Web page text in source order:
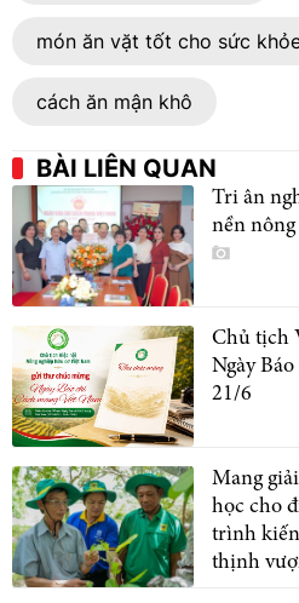
món ăn vặt tốt cho sức
cách ăn mận khô
BÀI LIÊN QUAN
Tri ân
nền
Chủ tịch
Ngày
21/6
Mang
học cho
trình
thịnh